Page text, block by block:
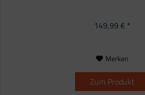
149,99 € *
Merken
Zum Produkt